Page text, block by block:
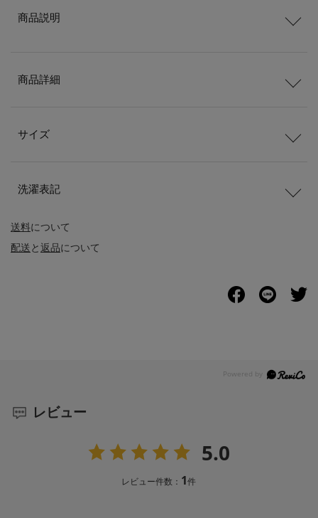
送料について
配送と返品について
商品説明
商品詳細
サイズ
洗濯表記
レビュー
5.0
レビュー件数： 1件